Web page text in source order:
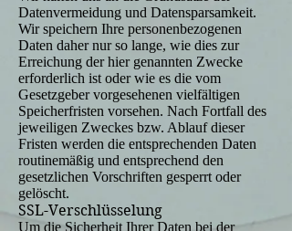
Datenvermeidung und Datensparsamkeit.
Wir speichern Ihre personenbezogenen
Daten daher nur so lange, wie dies zur
Erreichung der hier genannten Zwecke
erforderlich ist oder wie es die vom
Gesetzgeber vorgesehenen vielfältigen
Speicherfristen vorsehen. Nach Fortfall des
jeweiligen Zweckes bzw. Ablauf dieser
Fristen werden die entsprechenden Daten
routinemäßig und entsprechend den
gesetzlichen Vorschriften gesperrt oder
gelöscht.
SSL-Verschlüsselung
Um die Sicherheit Ihrer Daten bei der